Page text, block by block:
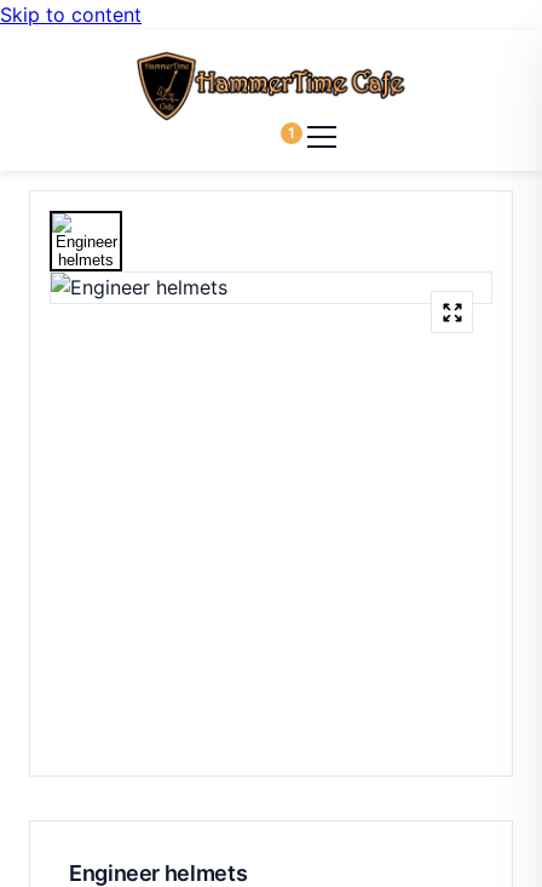
Skip to content
1
Engineer helmets